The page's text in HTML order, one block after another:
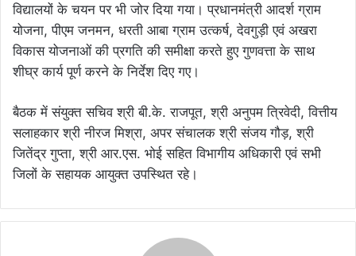
विद्यालयों के चयन पर भी जोर दिया गया। प्रधानमंत्री आदर्श ग्राम
योजना, पीएम जनमन, धरती आबा ग्राम उत्कर्ष, देवगुड़ी एवं अखरा
विकास योजनाओं की प्रगति की समीक्षा करते हुए गुणवत्ता के साथ
शीघ्र कार्य पूर्ण करने के निर्देश दिए गए।
बैठक में संयुक्त सचिव श्री बी.के. राजपूत, श्री अनुपम त्रिवेदी, वित्तीय
सलाहकार श्री नीरज मिश्रा, अपर संचालक श्री संजय गौड़, श्री
जितेंद्र गुप्ता, श्री आर.एस. भोई सहित विभागीय अधिकारी एवं सभी
जिलों के सहायक आयुक्त उपस्थित रहे।